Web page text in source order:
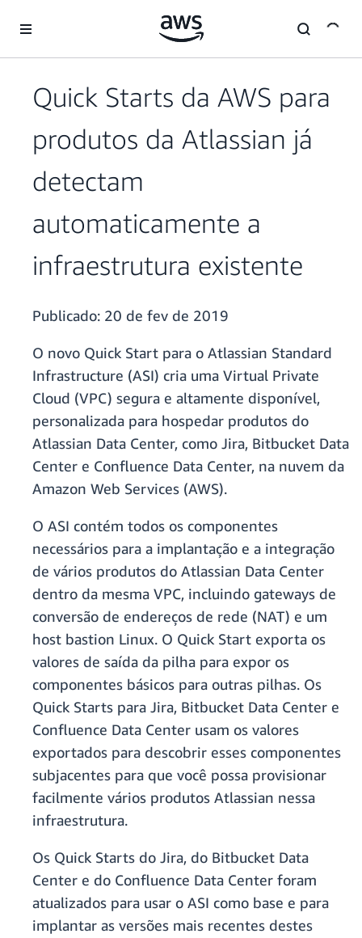
Pular para o conteúdo principal
Quick Starts da AWS para
produtos da Atlassian já
detectam
automaticamente a
infraestrutura existente
Publicado: 20 de fev de 2019
O novo Quick Start para o Atlassian Standard
Infrastructure (ASI) cria uma Virtual Private
Cloud (VPC) segura e altamente disponível,
personalizada para hospedar produtos do
Atlassian Data Center, como Jira, Bitbucket Data
Center e Confluence Data Center, na nuvem da
Amazon Web Services (AWS).
O ASI contém todos os componentes
necessários para a implantação e a integração
de vários produtos do Atlassian Data Center
dentro da mesma VPC, incluindo gateways de
conversão de endereços de rede (NAT) e um
host bastion Linux. O Quick Start exporta os
valores de saída da pilha para expor os
componentes básicos para outras pilhas. Os
Quick Starts para Jira, Bitbucket Data Center e
Confluence Data Center usam os valores
exportados para descobrir esses componentes
subjacentes para que você possa provisionar
facilmente vários produtos Atlassian nessa
infraestrutura.
Os Quick Starts do Jira, do Bitbucket Data
Center e do Confluence Data Center foram
atualizados para usar o ASI como base e para
implantar as versões mais recentes destes